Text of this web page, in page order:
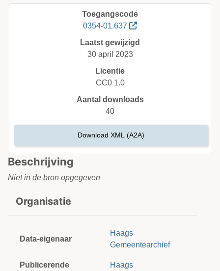
Beschrijving
Niet in de bron opgegeven
Organisatie
Data-eigenaar
Haags
Gemeentearchief
Publicerende
Haags
Toegangscode
0354-01.637
Laatst gewijzigd
30 april 2023
Licentie
CC0 1.0
Aantal downloads
40
Download XML (A2A)